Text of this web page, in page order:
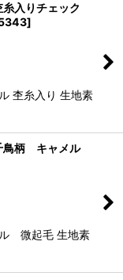
入りチェック
]
杢糸入り 生地素
柄 キャメル
微起毛 生地素